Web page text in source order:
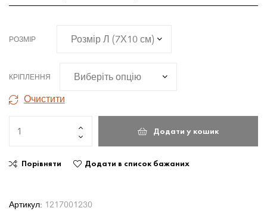
РОЗМІР
КРІПЛЕННЯ
Очистити
Додати у кошик
Порівняти Додати в список бажаних
Артикул: 1217001230